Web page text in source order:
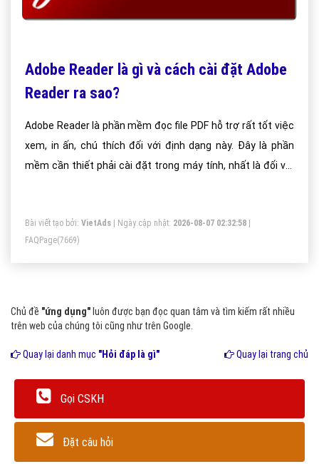
Adobe Reader là gì và cách cài đặt Adobe
Reader ra sao?
Adobe Reader là phần mềm đọc file PDF hỗ trợ rất tốt việc
xem, in ấn, chú thích đối với định dạng này. Đây là phần
mềm cần thiết phải cài đặt trong máy tính, nhất là đối với
Bài viết tạo bởi: VietAds | Ngày cập nhật: 2026-08-07 02:32:58
FAQPage(7669)
Chủ đề "ứng dụng" luôn được bạn đọc quan tâm và tìm kiếm rất nhiều
trên web của chúng tôi cũng như trên Google.
Quay lại danh mục "Hỏi đáp là gì" Quay lại trang chủ
Gọi CSKH
Đặt câu hỏi